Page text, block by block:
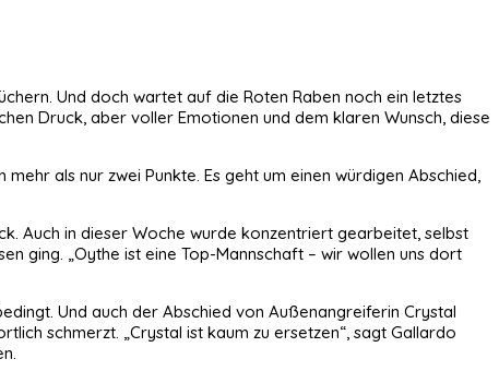
Und doch wartet auf die Roten Raben noch ein letztes
Druck, aber voller Emotionen und dem klaren Wunsch, diese
als nur zwei Punkte. Es geht um einen würdigen Abschied,
Auch in dieser Woche wurde konzentriert gearbeitet, selbst
ging. „Oythe ist eine Top-Mannschaft – wir wollen uns dort
Und auch der Abschied von Außenangreiferin Crystal
schmerzt. „Crystal ist kaum zu ersetzen“, sagt Gallardo